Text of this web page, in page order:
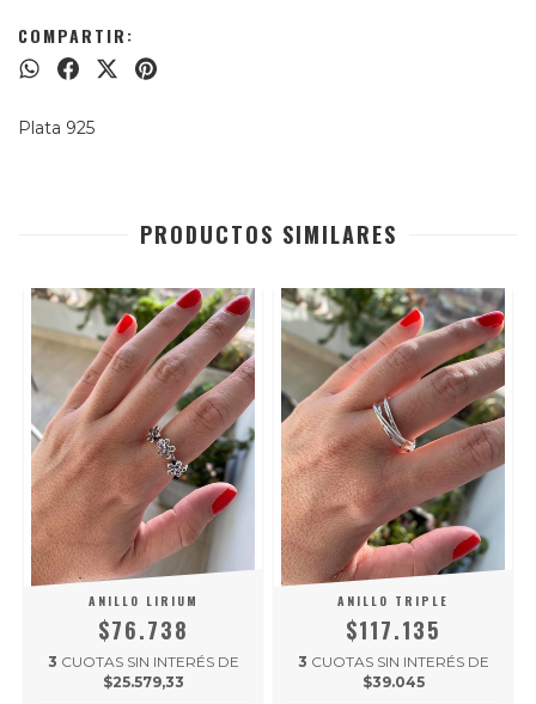
COMPARTIR:
Plata 925
PRODUCTOS SIMILARES
ANILLO LIRIUM
$76.738
3 CUOTAS SIN INTERÉS DE
$25.579,33
ANILLO TRIPLE
$117.135
3 CUOTAS SIN INTERÉS DE
$39.045